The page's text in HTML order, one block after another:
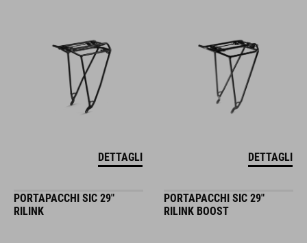
DETTAGLI DETTAGLI
PORTAPACCHI SIC 29"
RILINK
PORTAPACCHI SIC 29"
RILINK BOOST